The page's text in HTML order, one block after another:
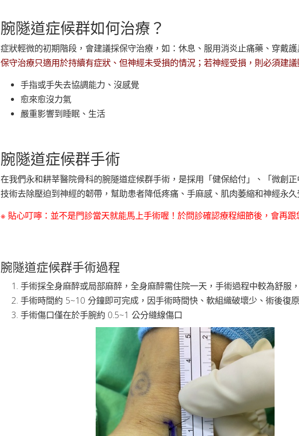
腕隧道症候群如何治療？
症狀輕微的初期階段，會建議採保守治療，如：休息、服用消炎止痛藥、穿戴護
保守治療只適用於持續有症狀、但神經未受損的情況；若神經受損，則必須建
手指或手失去協調能力、沒感覺
愈來愈沒力氣
嚴重影響到睡眠、生活
腕隧道症候群手術
在我們永和耕莘醫院骨科的腕隧道症候群手術，是採用「健保給付」、「微創
技術去除壓迫到神經的韌帶，幫助患者降低疼痛、手麻感、肌肉萎縮和神經永久
※ 貼心叮嚀：並不是門診當天就能馬上手術喔！於問診確認療程細節後，會再跟
腕隧道症候群手術過程
手術採全身麻醉或局部麻醉，全身麻醉需住院一天，手術過程中較為舒服
手術時間約 5~10 分鐘即可完成，因手術時間快、軟組織破壞少、術後復
手術傷口僅在於手腕約 0.5~1 公分縫線傷口